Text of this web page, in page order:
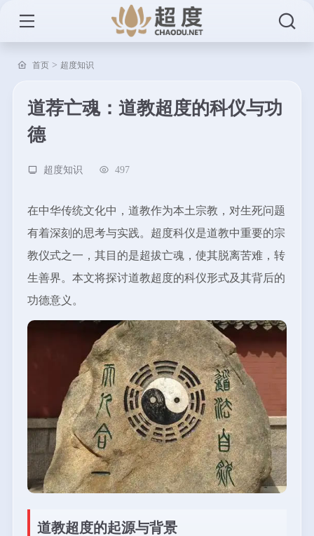
首页> 超度知识
道荐亡魂：道教超度的科仪与功
德
超度知识 497
在中华传统文化中，道教作为本土宗教，对生死问题
有着深刻的思考与实践。超度科仪是道教中重要的宗
教仪式之一，其目的是超拔亡魂，使其脱离苦难，转
生善界。本文将探讨道教超度的科仪形式及其背后的
功德意义。
道教超度的起源与背景